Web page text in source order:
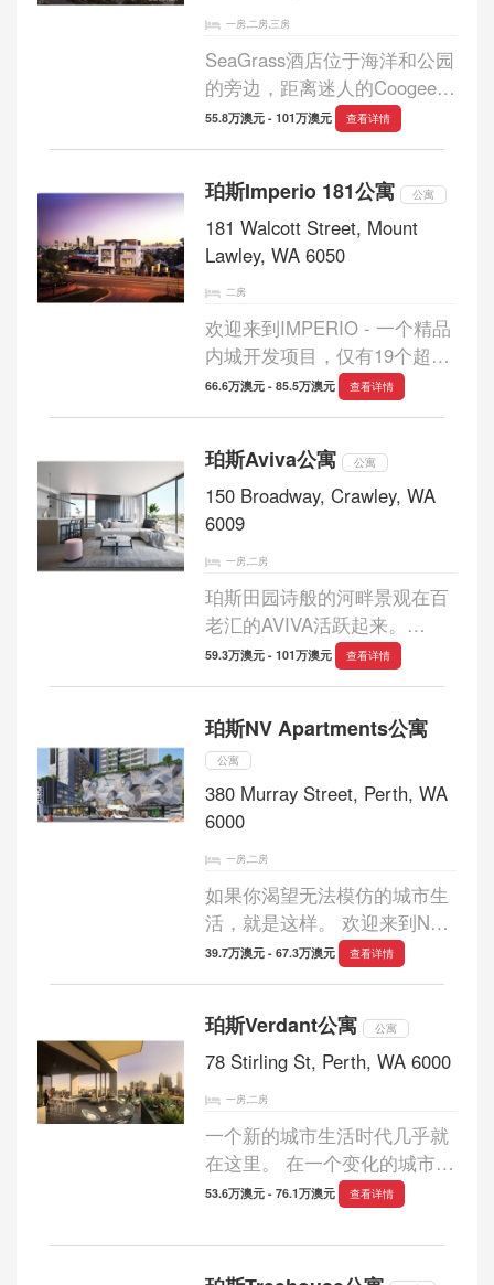
一房,二房,三房
SeaGrass酒店位于海洋和公园
的旁边，距离迷人的Coogee
Beach白沙滩不到500米。 环
在公园内，有社区烧烤，游乐
场，乒乓球桌和长...
55.8万澳元 - 101万澳元 查看详情
珀斯Imperio 181公寓 公寓
181 Walcott Street, Mount
Lawley, WA 6050
二房
欢迎来到IMPERIO - 一个精品
内城开发项目，仅有19个超时
尚的住宅，您可以在这里享受
华丽的空间来放松身心。 只有
获得这些超时尚住宅之一。 位
于珀斯最具...
66.6万澳元 - 85.5万澳元 查看详情
珀斯Aviva公寓 公寓
150 Broadway, Crawley, WA
6009
一房,二房
珀斯田园诗般的河畔景观在百
老汇的AVIVA活跃起来。
AVIVA酒店位于风景如画的玛
蒂尔达湾（Matilda Bay）和西
Western Australia）的门口，
拥有29间精品公寓，为您提
供...
59.3万澳元 - 101万澳元 查看详情
珀斯NV Apartments公寓
公寓
380 Murray Street, Perth, WA
6000
一房,二房
如果你渴望无法模仿的城市生
活，就是这样。 欢迎来到NV
公寓，这是您在珀斯市脉动中
杰出的墨累街。 NV
Apartments酒店位于城市...
39.7万澳元 - 67.3万澳元 查看详情
珀斯Verdant公寓 公寓
78 Stirling St, Perth, WA 6000
一房,二房
一个新的城市生活时代几乎就
在这里。 在一个变化的城市中
心是理想的位置 - 比以往任何
生活方式。 这是翠绿的。 与
城市环境完美融合，利用生态
53.6万澳元 - 76.1万澳元 查看详情